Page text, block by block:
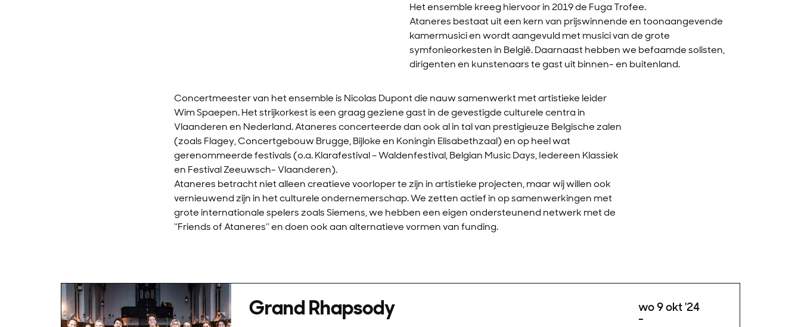
Het ensemble kreeg hiervoor in 2019 de Fuga Trofee.
Ataneres bestaat uit een kern van prijswinnende en toonaangevende
kamermusici en wordt aangevuld met musici van de grote
symfonieorkesten in België. Daarnaast hebben we befaamde solisten,
dirigenten en kunstenaars te gast uit binnen- en buitenland.
Concertmeester van het ensemble is Nicolas Dupont die nauw samenwerkt met artistieke leider
Wim Spaepen. Het strijkorkest is een graag geziene gast in de gevestigde culturele centra in
Vlaanderen en Nederland. Ataneres concerteerde dan ook al in tal van prestigieuze Belgische zalen
(zoals Flagey, Concertgebouw Brugge, Bijloke en Koningin Elisabethzaal) en op heel wat
gerenommeerde festivals (o.a. Klarafestival – Waldenfestival, Belgian Music Days, Iedereen Klassiek
en Festival Zeeuwsch- Vlaanderen).
Ataneres betracht niet alleen creatieve voorloper te zijn in artistieke projecten, maar wij willen ook
vernieuwend zijn in het culturele ondernemerschap. We zetten actief in op samenwerkingen met
grote internationale spelers zoals Siemens, we hebben een eigen ondersteunend netwerk met de
‘’Friends of Ataneres’’ en doen ook aan alternatieve vormen van funding.
Grand Rhapsody wo 9 okt '24